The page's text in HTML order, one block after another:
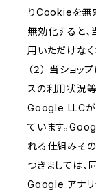
りCookieを無
無効化すると
用いただけなく
（２） 当ショ
スの利用状況
Google LLCが
ています。
れる仕組みそ
つきましては、
Google アナリ